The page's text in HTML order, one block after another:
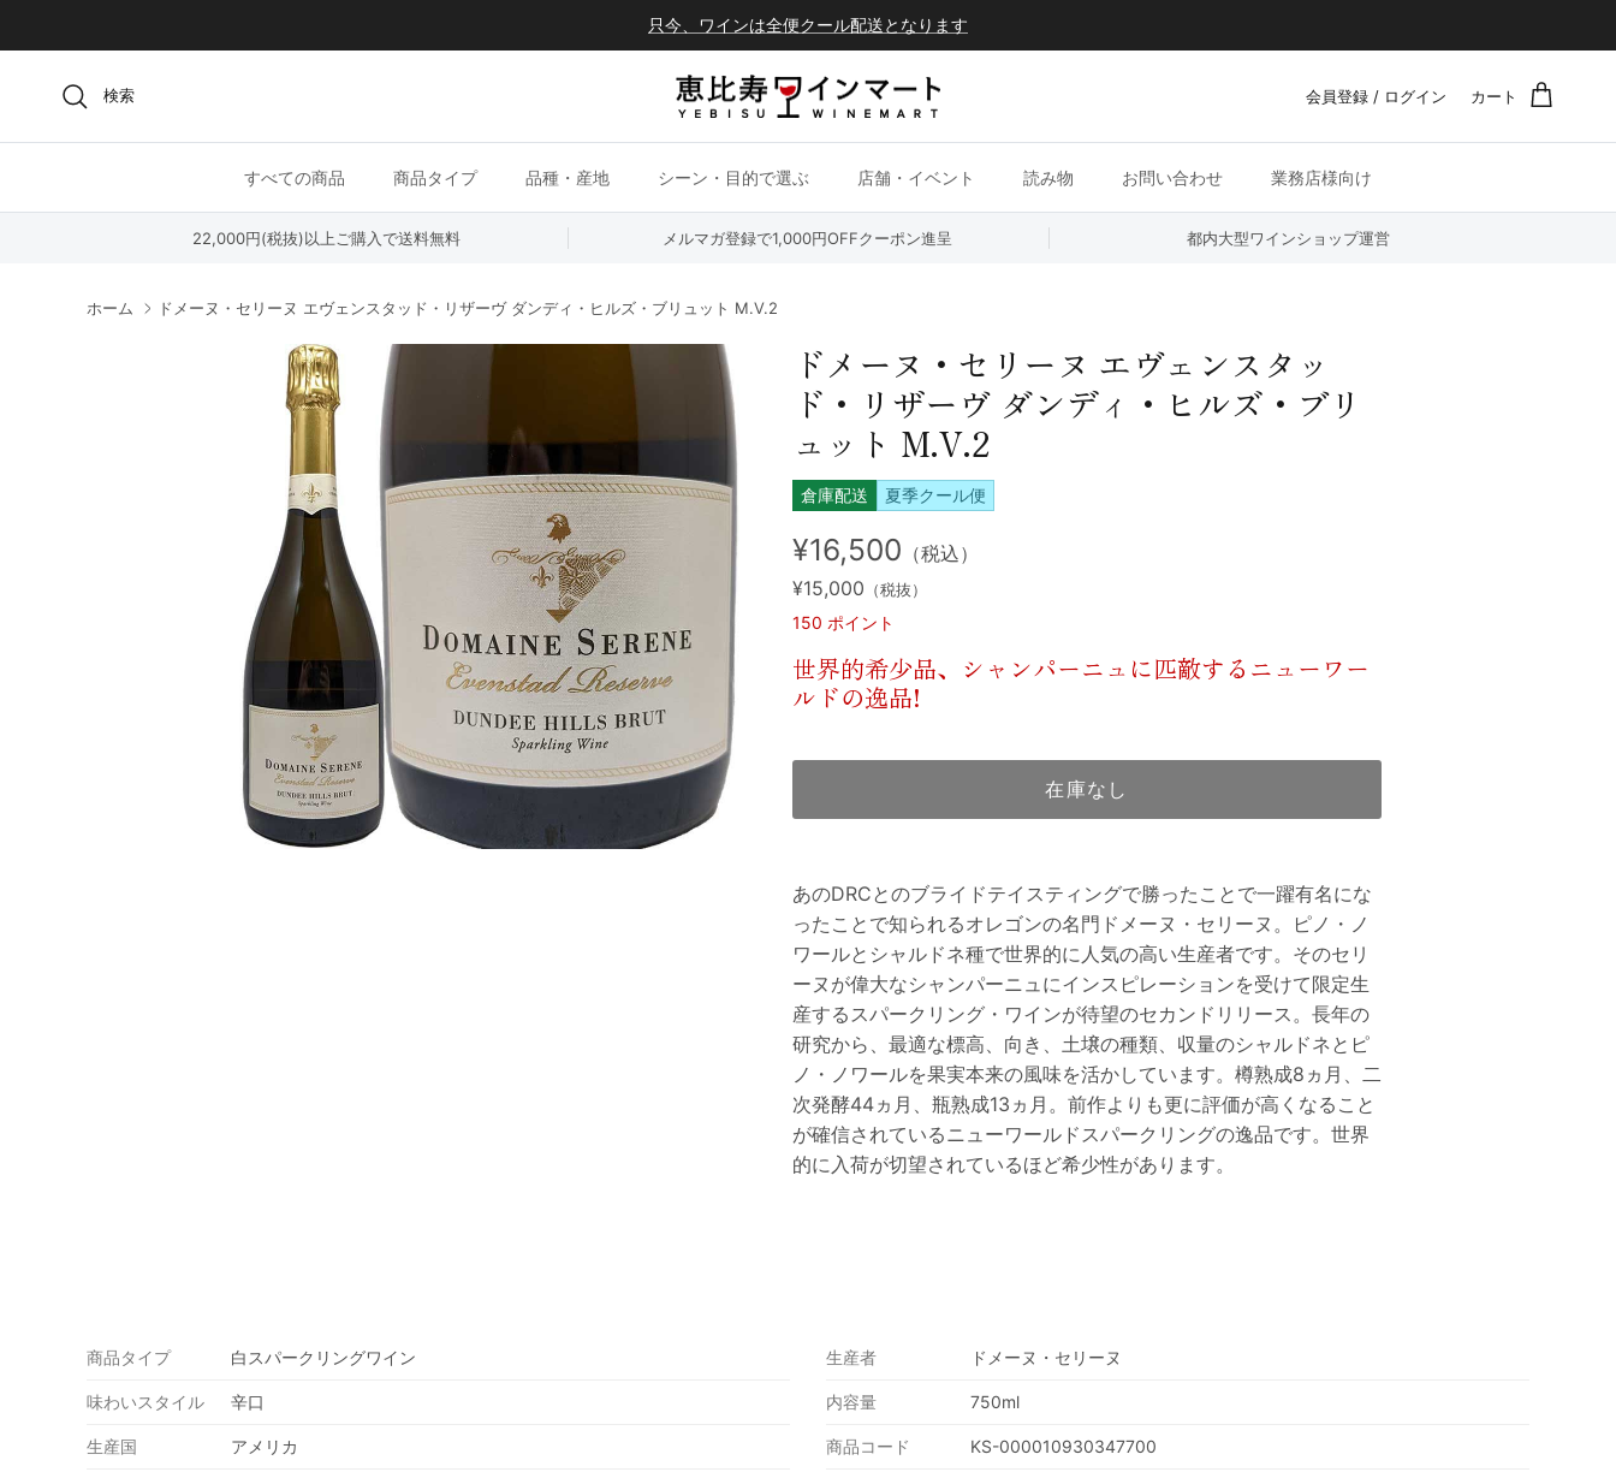
只今、ワインは全便クール配送となります
検索 会員登録 / ログイン カート
すべての商品 商品タイプ 品種・産地 シーン・目的で選ぶ 店舗・イベント 読み物 お問い合わせ 業務店様向け
22,000円(税抜)以上ご購入で送料無料 メルマガ登録で1,000円OFFクーポン進呈 都内大型ワインショップ運営
ホーム ドメーヌ・セリーヌ エヴェンスタッド・リザーヴ ダンディ・ヒルズ・ブリュット M.V.2
ドメーヌ・セリーヌ エヴェンスタッ
ド・リザーヴ ダンディ・ヒルズ・ブリ
ュット M.V.2
倉庫配送 夏季クール便
¥16,500 （税込）
¥15,000 （税抜）
150 ポイント
世界的希少品、シャンパーニュに匹敵するニューワー
ルドの逸品!
在庫なし
あのDRCとのブライドテイスティングで勝ったことで一躍有名にな
ったことで知られるオレゴンの名門ドメーヌ・セリーヌ。ピノ・ノ
ワールとシャルドネ種で世界的に人気の高い生産者です。そのセリ
ーヌが偉大なシャンパーニュにインスピレーションを受けて限定生
産するスパークリング・ワインが待望のセカンドリリース。長年の
研究から、最適な標高、向き、土壌の種類、収量のシャルドネとピ
ノ・ノワールを果実本来の風味を活かしています。樽熟成8ヵ月、二
次発酵44ヵ月、瓶熟成13ヵ月。前作よりも更に評価が高くなること
が確信されているニューワールドスパークリングの逸品です。世界
的に入荷が切望されているほど希少性があります。
商品タイプ 白スパークリングワイン
味わいスタイル 辛口
生産国 アメリカ
生産者 ドメーヌ・セリーヌ
内容量 750ml
商品コード KS-000010930347700